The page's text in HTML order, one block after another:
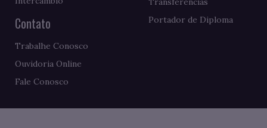
Contato
Trabalhe Conosco
Ouvidoria Online
Fale Conosco
Portador de Diploma